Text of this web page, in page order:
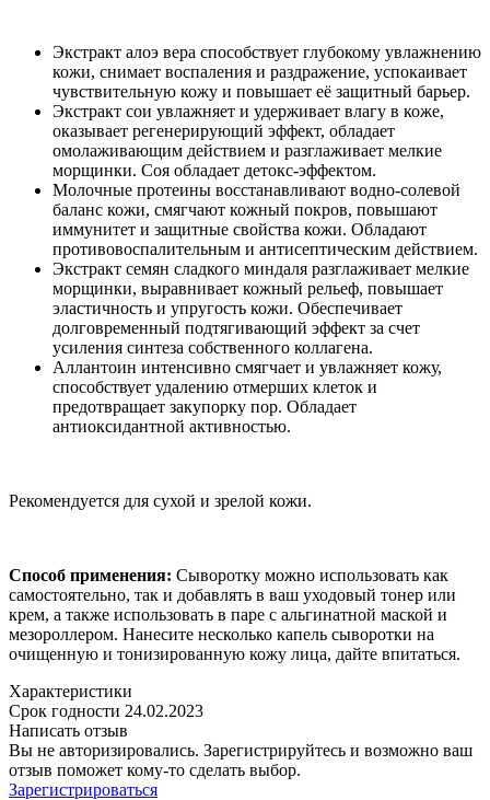
Экстракт алоэ вера способствует глубокому увлажнению
кожи, снимает воспаления и раздражение, успокаивает
чувствительную кожу и повышает её защитный барьер.
Экстракт сои увлажняет и удерживает влагу в коже,
оказывает регенерирующий эффект, обладает
омолаживающим действием и разглаживает мелкие
морщинки. Соя обладает детокс-эффектом.
Молочные протеины восстанавливают водно-солевой
баланс кожи, смягчают кожный покров, повышают
иммунитет и защитные свойства кожи. Обладают
противовоспалительным и антисептическим действием.
Экстракт семян сладкого миндаля разглаживает мелкие
морщинки, выравнивает кожный рельеф, повышает
эластичность и упругость кожи. Обеспечивает
долговременный подтягивающий эффект за счет
усиления синтеза собственного коллагена.
Аллантоин интенсивно смягчает и увлажняет кожу,
способствует удалению отмерших клеток и
предотвращает закупорку пор. Обладает
антиоксидантной активностью.
Рекомендуется для сухой и зрелой кожи.
Cпособ применения: Cыворотку можно использовать как
самостоятельно, так и добавлять в ваш уходовый тонер или
крем, а также использовать в паре с альгинатной маской и
мезороллером. Нанесите несколько капель сыворотки на
очищенную и тонизированную кожу лица, дайте впитаться.
Характеристики
Срок годности 24.02.2023
Написать отзыв
Вы не авторизировались. Зарегистрируйтесь и возможно ваш
отзыв поможет кому-то сделать выбор.
Зарегистрироваться